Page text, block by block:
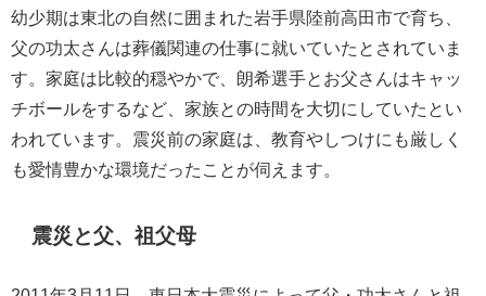
幼少期は東北の自然に囲まれた岩手県陸前高田市で育ち、
父の功太さんは葬儀関連の仕事に就いていたとされていま
す。家庭は比較的穏やかで、朗希選手とお父さんはキャッ
チボールをするなど、家族との時間を大切にしていたとい
われています。震災前の家庭は、教育やしつけにも厳しく
も愛情豊かな環境だったことが伺えます。
震災と父、祖父母